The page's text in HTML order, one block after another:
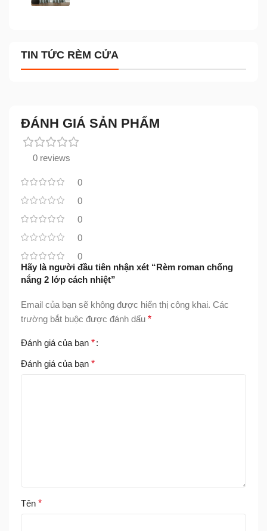
TIN TỨC RÈM CỬA
ĐÁNH GIÁ SẢN PHẨM
0 reviews
0
0
0
0
0
Hãy là người đầu tiên nhận xét “Rèm roman chống
nắng 2 lớp cách nhiệt”
Email của bạn sẽ không được hiển thị công khai. Các
trường bắt buộc được đánh dấu *
Đánh giá của bạn *
Đánh giá của bạn *
Tên *